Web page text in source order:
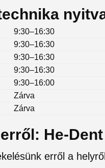
9:30–16:30
9:30–16:30
9:30–16:30
9:30–16:30
9:30–16:00
Zárva
Zárva
He-
erről a